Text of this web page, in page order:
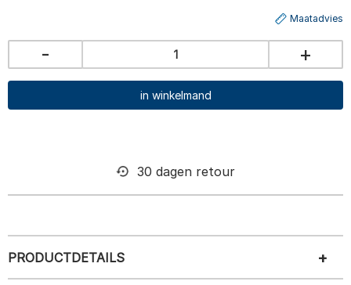
Maatadvies
- +
in winkelmand
30 dagen retour
PRODUCTDETAILS